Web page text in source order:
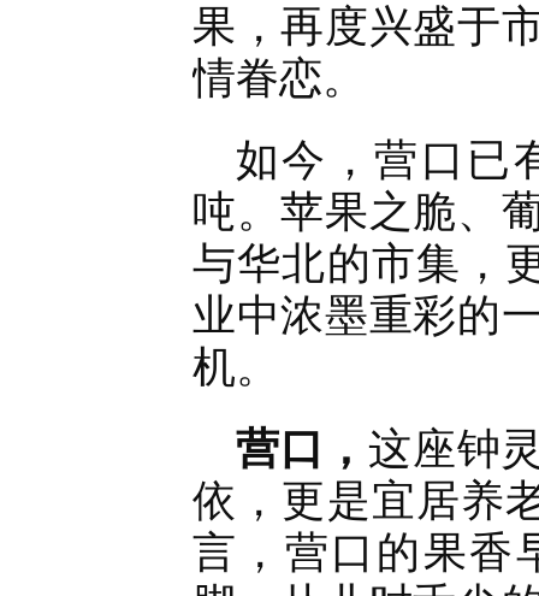
果，再度兴盛于
情眷恋。
如今，营口已
吨。苹果之脆、
与华北的市集，
业中浓墨重彩的
机。
营口，这座钟
依，更是宜居养
言，营口的果香